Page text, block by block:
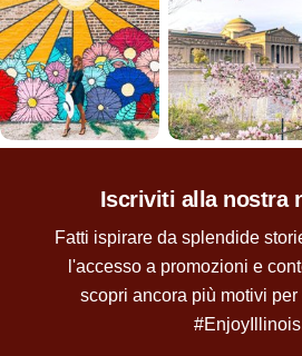
Iscriviti alla nostra
Fatti ispirare da splendide
l'accesso a promozioni e
scopri ancora più motivi